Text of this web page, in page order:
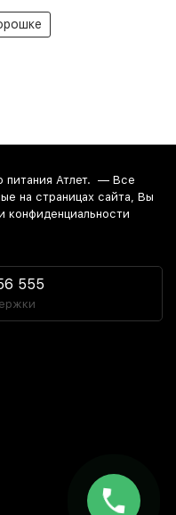
питания Атлет. — Все
на страницах сайта, Вы
конфиденциальности
555